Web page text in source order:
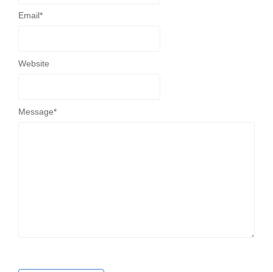
Message*
Email*
Website